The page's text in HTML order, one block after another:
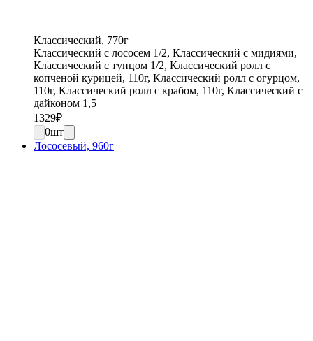
Классический, 770г
Классический с лососем 1/2, Классический с мидиями,
Классический с тунцом 1/2, Классический ролл с
копченой курицей, 110г, Классический ролл с огурцом,
110г, Классический ролл с крабом, 110г, Классический с
дайконом 1,5
1329₽
0шт
Лососевый, 960г